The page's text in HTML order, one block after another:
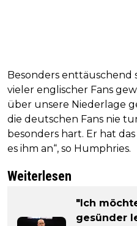
Besonders enttäuschend
vieler englischer Fans
über unsere Niederlage
die deutschen Fans nie
besonders hart. Er hat
es ihm an“, so Humphries.
Weiterlesen
"Ich
gesünder